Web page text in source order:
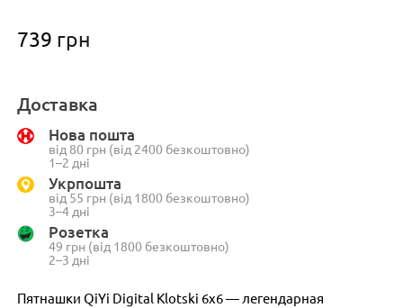
739 грн
Пятнашки QiYi Digital Klotski 6х6 — легендарная
Доставка
Нова пошта
від 80 грн (від 2400 безкоштовно)
1–2 дні
Укрпошта
від 55 грн (від 1800 безкоштовно)
3–4 дні
Розетка
49 грн (від 1800 безкоштовно)
2–3 дні